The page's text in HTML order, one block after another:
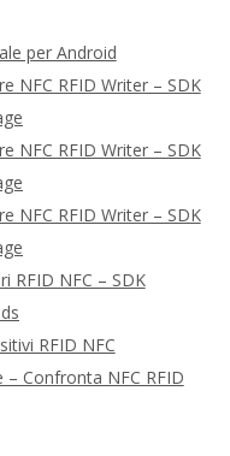
per Android
NFC RFID Writer – SDK
NFC RFID Writer – SDK
NFC RFID Writer – SDK
RFID NFC – SDK
RFID NFC
Confronta NFC RFID